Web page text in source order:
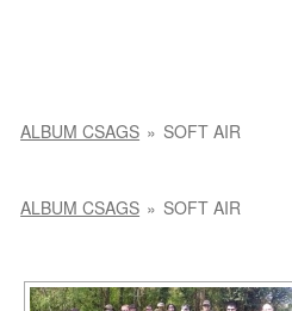
ALBUM CSAGS » SOFT AIR
ALBUM CSAGS » SOFT AIR